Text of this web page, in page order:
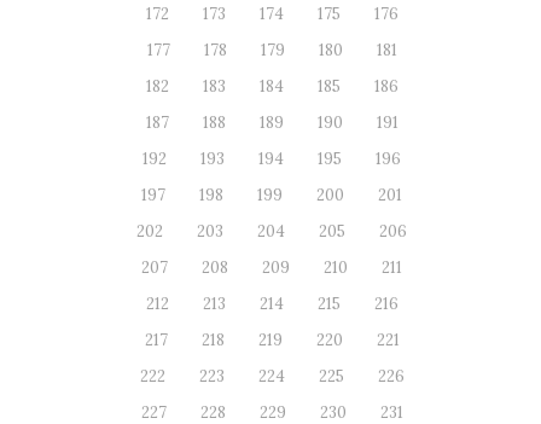
172
173 174 175
176
177
178 179 180
181
182
183 184 185
186
187
188 189 190
191
192
193 194 195
196
197
198 199 200
201
202
203 204 205
206
207
208 209 210
211
212
213 214 215
216
217
218 219 220
221
222
223 224 225
226
227
228 229 230
231